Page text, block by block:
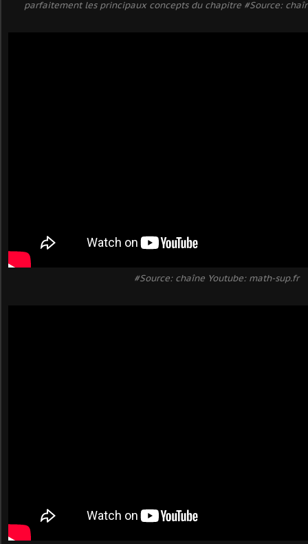
parfaitement les principaux concepts du chapitre #Source:
#Source: chaîne Youtube: math-sup.fr